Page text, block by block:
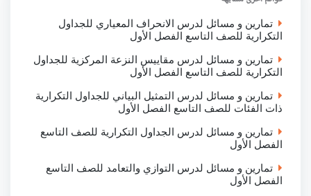
تمارين و مسائل لدرس الانحراف المعياري للجداول
التكرارية للصف التاسع الفصل الأول
تمارين و مسائل لدرس مقاييس النزعة المركزية للجداول
التكرارية للصف التاسع الفصل الأول
تمارين و مسائل لدرس التمثيل البياني للجداول التكرارية
ذات الفئات للصف التاسع الفصل الأول
تمارين و مسائل لدرس الجداول التكرارية للصف التاسع
الفصل الأول
تمارين و مسائل لدرس التوازي والتعامد للصف التاسع
الفصل الأول